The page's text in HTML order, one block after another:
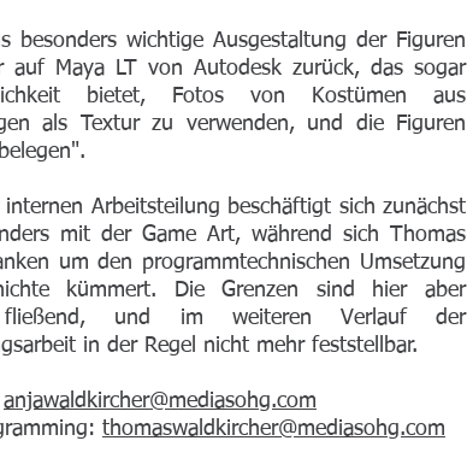
besonders wichtige Ausgestaltung der Figuren
auf Maya LT von Autodesk zurück, das sogar
bietet, Fotos von Kostümen aus
als Textur zu verwenden, und die Figuren
Arbeitsteilung beschäftigt sich zunächst
mit der Game Art, während sich Thomas
um den programmtechnischen Umsetzung
kümmert. Die Grenzen sind hier aber
fließend, und im weiteren Verlauf der
in der Regel nicht mehr feststellbar.
anjawaldkircher@mediasohg.com
thomaswaldkircher@mediasohg.com